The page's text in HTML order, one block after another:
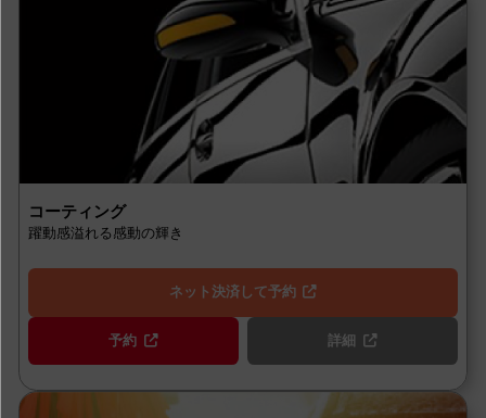
コーティング
躍動感溢れる感動の輝き
ネット決済して予約
予約 詳細